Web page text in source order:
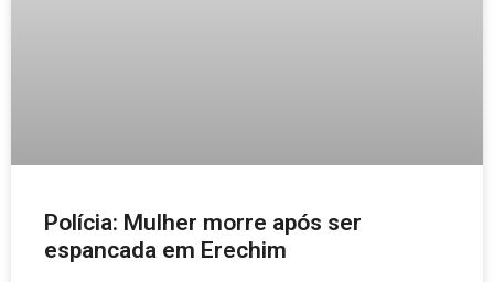
Polícia: Mulher morre após ser
espancada em Erechim